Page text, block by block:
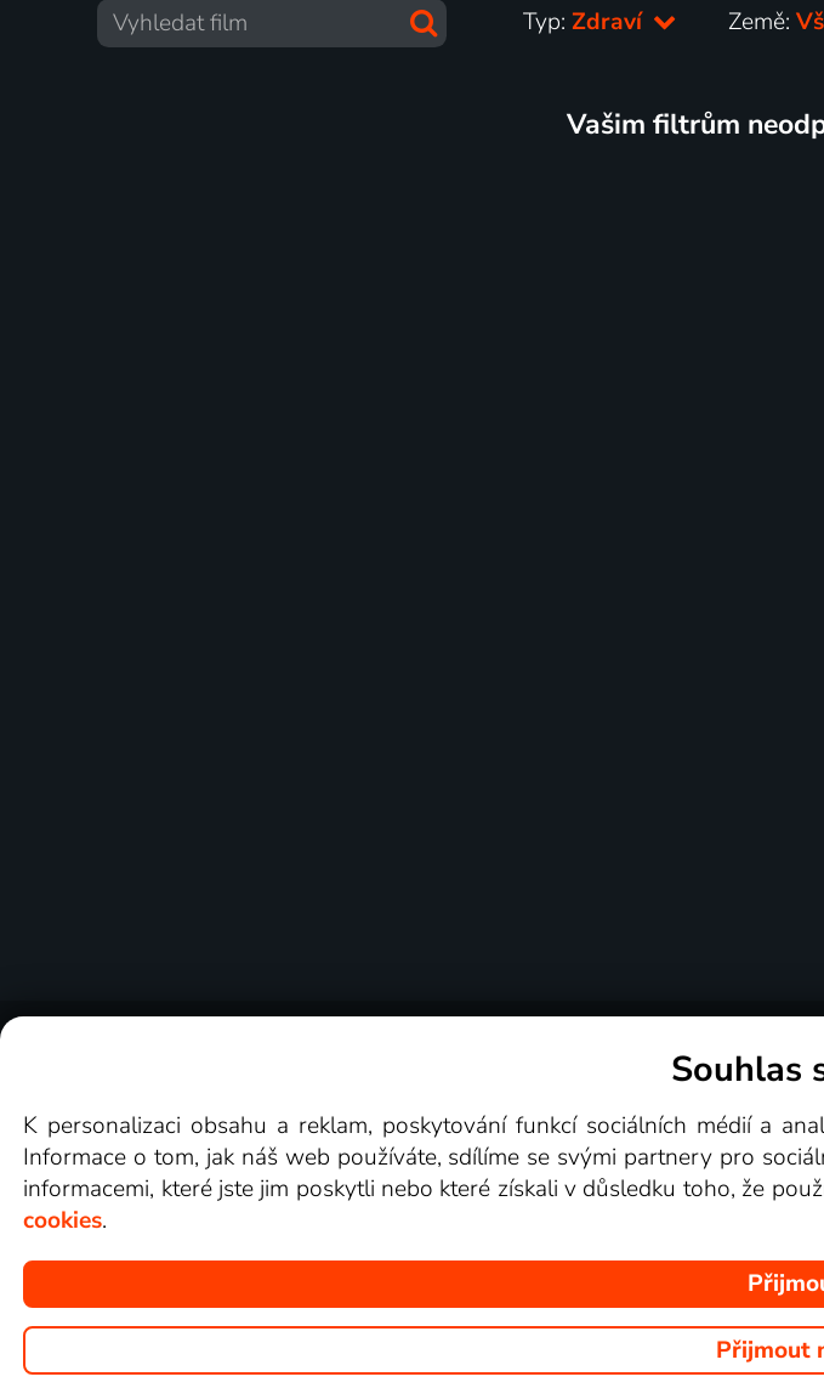
Typ: Zdraví Země:
Vašim filtrům
Souhlas
K personalizaci obsahu a reklam, poskytování funkcí sociálních médií a
Informace o tom, jak náš web používáte, sdílíme se svými partnery pro
informacemi, které jste jim poskytli nebo které získali v důsledku toho, že
cookies.
Přijmout